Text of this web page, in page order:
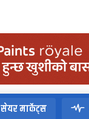
सेयर मार्केट्स